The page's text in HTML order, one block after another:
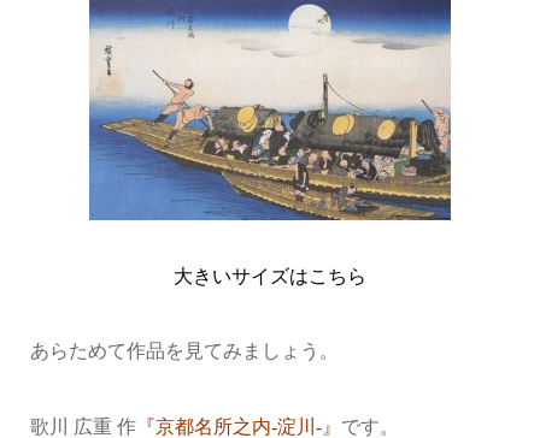
大きいサイズはこちら
あらためて作品を見てみましょう。
歌川 広重 作『京都名所之内-淀川-』 です。